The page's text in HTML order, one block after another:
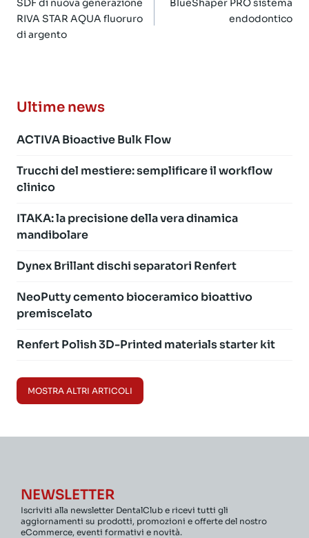
articoli
SDF di nuova generazione
RIVA STAR AQUA fluoruro
di argento
BlueShaper PRO sistema
endodontico
Ultime news
ACTIVA Bioactive Bulk Flow
Trucchi del mestiere: semplificare il workflow
clinico
ITAKA: la precisione della vera dinamica
mandibolare
Dynex Brillant dischi separatori Renfert
NeoPutty cemento bioceramico bioattivo
premiscelato
Renfert Polish 3D-Printed materials starter kit
MOSTRA ALTRI ARTICOLI
NEWSLETTER
Iscriviti alla newsletter DentalClub e ricevi tutti gli
aggiornamenti su prodotti, promozioni e offerte del nostro
eCommerce, eventi formativi e novità.